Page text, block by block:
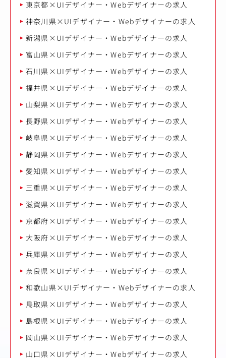
東京都×UIデザイナー・Webデザイナーの求人
神奈川県×UIデザイナー・Webデザイナーの求人
新潟県×UIデザイナー・Webデザイナーの求人
富山県×UIデザイナー・Webデザイナーの求人
石川県×UIデザイナー・Webデザイナーの求人
福井県×UIデザイナー・Webデザイナーの求人
山梨県×UIデザイナー・Webデザイナーの求人
長野県×UIデザイナー・Webデザイナーの求人
岐阜県×UIデザイナー・Webデザイナーの求人
静岡県×UIデザイナー・Webデザイナーの求人
愛知県×UIデザイナー・Webデザイナーの求人
三重県×UIデザイナー・Webデザイナーの求人
滋賀県×UIデザイナー・Webデザイナーの求人
京都府×UIデザイナー・Webデザイナーの求人
大阪府×UIデザイナー・Webデザイナーの求人
兵庫県×UIデザイナー・Webデザイナーの求人
奈良県×UIデザイナー・Webデザイナーの求人
和歌山県×UIデザイナー・Webデザイナーの求人
鳥取県×UIデザイナー・Webデザイナーの求人
島根県×UIデザイナー・Webデザイナーの求人
岡山県×UIデザイナー・Webデザイナーの求人
山口県×UIデザイナー・Webデザイナーの求人